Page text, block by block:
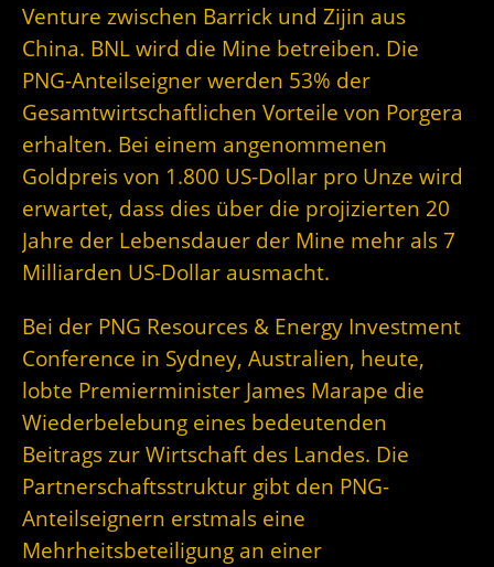
Venture zwischen Barrick und Zijin aus
China. BNL wird die Mine betreiben. Die
PNG-Anteilseigner werden 53% der
Gesamtwirtschaftlichen Vorteile von Porgera
erhalten. Bei einem angenommenen
Goldpreis von 1.800 US-Dollar pro Unze wird
erwartet, dass dies über die projizierten 20
Jahre der Lebensdauer der Mine mehr als 7
Milliarden US-Dollar ausmacht.
Bei der PNG Resources & Energy Investment
Conference in Sydney, Australien, heute,
lobte Premierminister James Marape die
Wiederbelebung eines bedeutenden
Beitrags zur Wirtschaft des Landes. Die
Partnerschaftsstruktur gibt den PNG-
Anteilseignern erstmals eine
Mehrheitsbeteiligung an einer